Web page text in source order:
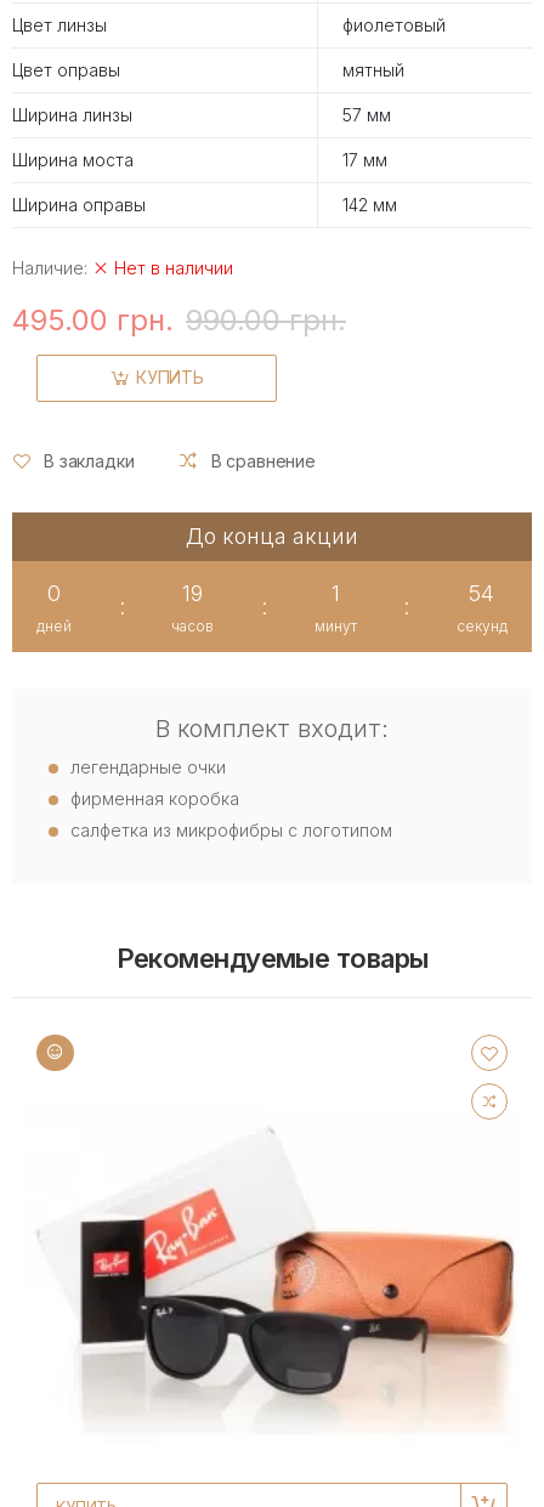
Цвет линзы фиолетовый
Цвет оправы мятный
Ширина линзы 57 мм
Ширина моста 17 мм
Ширина оправы 142 мм
Наличие: Нет в наличии
495.00 грн. 990.00 грн.
КУПИТЬ
В закладки В сравнение
До конца акции
0
дней
:
19
часов
:
1
минут
:
53
секунд
В комплект входит:
легендарные очки
фирменная коробка
салфетка из микрофибры с логотипом
Рекомендуемые товары